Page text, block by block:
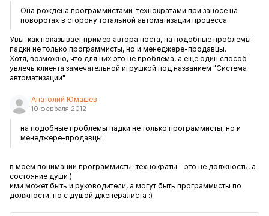
Она рождена программистами-технократами при заносе на
поворотах в сторону тотальной автоматизации процесса
Увы, как показывает пример автора поста, на подобные проблемы
падки не только программисты, но и менеджере-продавцы.
Хотя, возможно, что для них это не проблема, а еще один способ
увлечь клиента замечательной игрушкой под названием "Система
автоматизации"
Анатолий Юмашев
10 февраля 2012
на подобные проблемы падки не только программисты, но и
менеджере-продавцы
в моем понимании программисты-технократы - это не должность, а
состояние души )
ими может быть и руководители, а могут быть программисты по
должности, но с душой дженералиста :)